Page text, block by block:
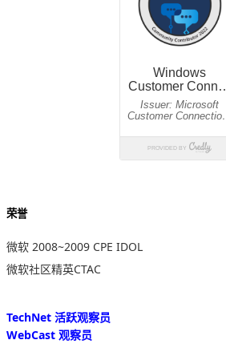
荣誉
微软 2008~2009 CPE IDOL
微软社区精英CTAC
TechNet 活跃观察员
WebCast 观察员